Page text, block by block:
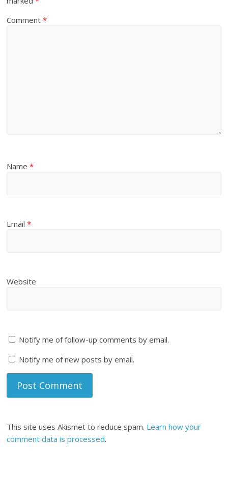
Comment*
Name*
Email*
Website
Notify me of follow-up comments by email.
Notify me of new posts by email.
This site uses Akismet to reduce spam. Learn how your
comment data is processed.